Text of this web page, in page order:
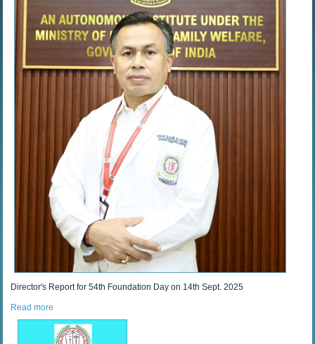
Director's Report for 54th Foundation Day on 14th Sept. 2025
Read more